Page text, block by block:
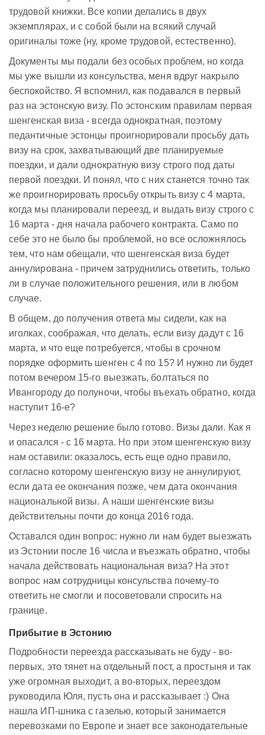
трудовой книжки. Все копии делались в двух
экземплярах, и с собой были на всякий случай
оригиналы тоже (ну, кроме трудовой, естественно).
Документы мы подали без особых проблем, но когда
мы уже вышли из консульства, меня вдруг накрыло
беспокойство. Я вспомнил, как подавался в первый
раз на эстонскую визу. По эстонским правилам первая
шенгенская виза - всегда однократная, поэтому
педантичные эстонцы проигнорировали просьбу дать
визу на срок, захватывающий две планируемые
поездки, и дали однократную визу строго под даты
первой поездки. И понял, что с них станется точно так
же проигнорировать просьбу открыть визу с 4 марта,
когда мы планировали переезд, и выдать визу строго с
16 марта - дня начала рабочего контракта. Само по
себе это не было бы проблемой, но все осложнялось
тем, что нам обещали, что шенгенская виза будет
аннулирована - причем затруднились ответить, только
ли в случае положительного решения, или в любом
случае.
В общем, до получения ответа мы сидели, как на
иголках, соображая, что делать, если визу дадут с 16
марта, и что еще потребуется, чтобы в срочном
порядке оформить шенген с 4 по 15? И нужно ли будет
потом вечером 15-го выезжать, болтаться по
Ивангороду до полуночи, чтобы въехать обратно, когда
наступит 16-е?
Через неделю решение было готово. Визы дали. Как я
и опасался - с 16 марта. Но при этом шенгенскую визу
нам оставили: оказалось, есть еще одно правило,
согласно которому шенгенскую визу не аннулируют,
если дата ее окончания позже, чем дата окончания
национальной визы. А наши шенгенские визы
действительны почти до конца 2016 года.
Оставался один вопрос: нужно ли нам будет выезжать
из Эстонии после 16 числа и въезжать обратно, чтобы
начала действовать национальная виза? На этот
вопрос нам сотрудницы консульства почему-то
ответить не смогли и посоветовали спросить на
границе.
Прибытие в Эстонию
Подробности переезда рассказывать не буду - во-
первых, это тянет на отдельный пост, а простыня и так
уже огромная выходит, а во-вторых, переездом
руководила Юля, пусть она и рассказывает :) Она
нашла ИП-шника с газелью, который занимается
перевозками по Европе и знает все законодательные